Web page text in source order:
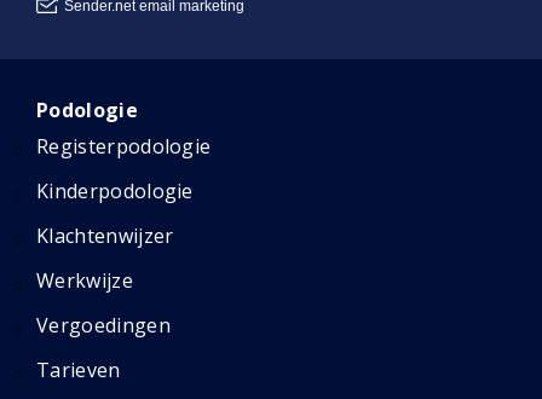
Podologie
Registerpodologie
Kinderpodologie
Klachtenwijzer
Werkwijze
Vergoedingen
Tarieven